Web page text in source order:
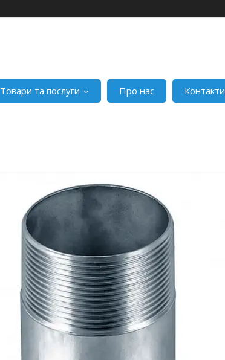
Товари та послуги Про нас Контакти